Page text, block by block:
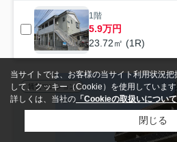
1階
5.9万円
23.72㎡ (1R)
賃貸マンション
当サイトでは、お客様の当サイト利用状況
して、クッキー（Cookie）を使用しています
詳しくは、当社の 「Cookieの取扱いについ
閉じる